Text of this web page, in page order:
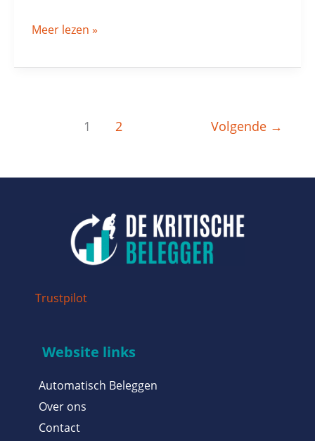
Meer lezen »
1 2 Volgende →
Trustpilot
Website links
Automatisch Beleggen
Over ons
Contact